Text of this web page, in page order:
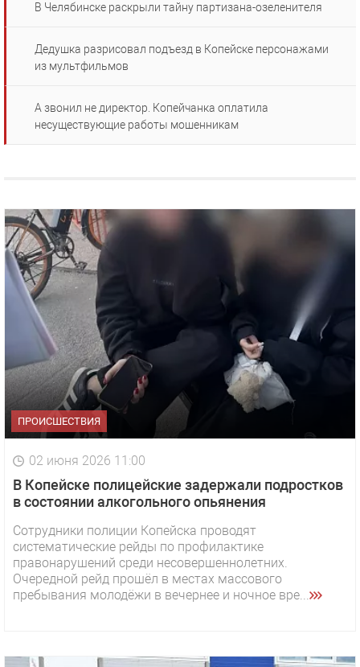
В Челябинске раскрыли тайну партизана-озеленителя
Дедушка разрисовал подъезд в Копейске персонажами
из мультфильмов
А звонил не директор. Копейчанка оплатила
несуществующие работы мошенникам
ПРОИСШЕСТВИЯ
02 июня 2026 11:00
В Копейске полицейские задержали подростков
в состоянии алкогольного опьянения
Сотрудники полиции Копейска проводят
систематические рейды по профилактике
правонарушений среди несовершеннолетних.
Очередной рейд прошёл в местах массового
пребывания молодёжи в вечернее и ночное вре...